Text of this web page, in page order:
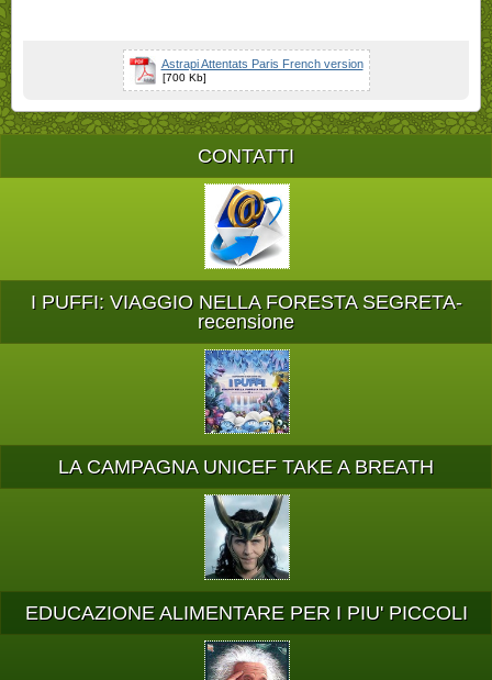
Astrapi Attentats Paris French version
[700 Kb]
CONTATTI
I PUFFI: VIAGGIO NELLA FORESTA SEGRETA-
recensione
LA CAMPAGNA UNICEF TAKE A BREATH
EDUCAZIONE ALIMENTARE PER I PIU' PICCOLI